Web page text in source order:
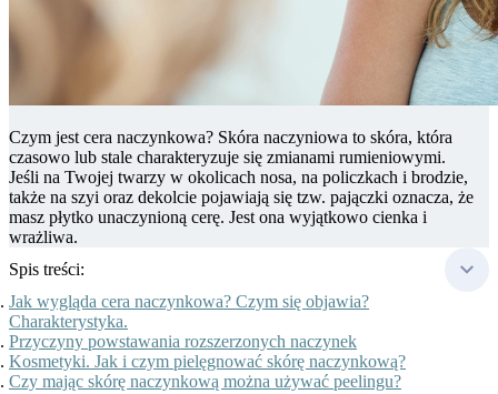
Czym jest cera naczynkowa? Skóra naczyniowa to skóra, która
czasowo lub stale charakteryzuje się zmianami rumieniowymi.
Jeśli na Twojej twarzy w okolicach nosa, na policzkach i brodzie,
także na szyi oraz dekolcie pojawiają się tzw. pajączki oznacza, że
masz płytko unaczynioną cerę. Jest ona wyjątkowo cienka i
wrażliwa.
Spis treści:
Jak wygląda cera naczynkowa? Czym się objawia?
Charakterystyka.
Przyczyny powstawania rozszerzonych naczynek
Kosmetyki. Jak i czym pielęgnować skórę naczynkową?
Czy mając skórę naczynkową można używać peelingu?